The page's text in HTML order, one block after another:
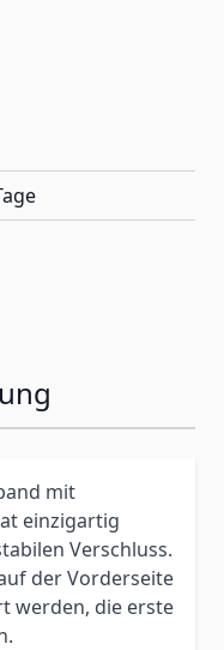
mit
einzigartig
Verschluss.
der Vorderseite
werden, die erste